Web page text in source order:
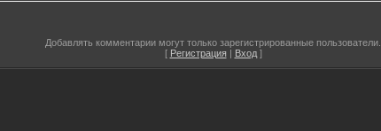
Добавлять комментарии могут только зарегистрированные пользователи.
[ Регистрация| Вход]